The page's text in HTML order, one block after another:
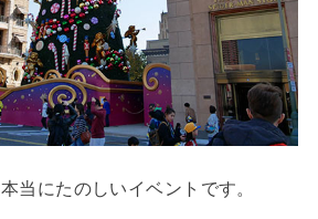
当にたのしいイベントです。